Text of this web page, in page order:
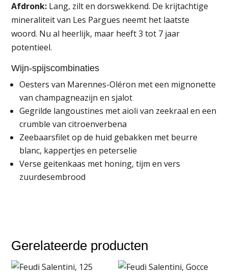
Afdronk: Lang, zilt en dorswekkend. De krijtachtige
mineraliteit van Les Pargues neemt het laatste
woord. Nu al heerlijk, maar heeft 3 tot 7 jaar
potentieel.
Wijn-spijscombinaties
Oesters van Marennes-Oléron met een mignonette
van champagneazijn en sjalot
Gegrilde langoustines met aioli van zeekraal en een
crumble van citroenverbena
Zeebaarsfilet op de huid gebakken met beurre
blanc, kappertjes en peterselie
Verse geitenkaas met honing, tijm en vers
zuurdesembrood
Gerelateerde producten